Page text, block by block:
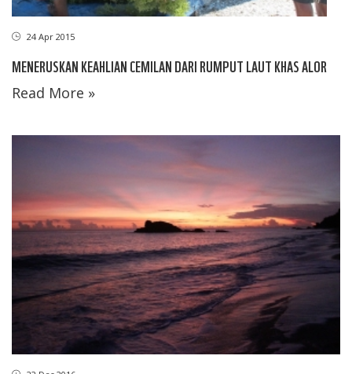
24 Apr 2015
MENERUSKAN KEAHLIAN CEMILAN DARI RUMPUT LAUT KHAS ALOR
Read More »